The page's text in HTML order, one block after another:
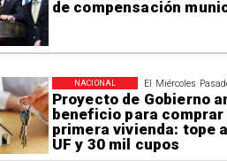
de compensación
El Miércoles
Proyecto de Gobierno
beneficio para comprar
primera vivienda: tope
UF y 30 mil cupos
NACIONAL